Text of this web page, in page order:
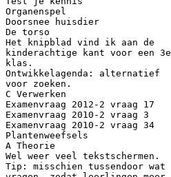
Organenspel
Doorsnee huisdier
De torso
Het knipblad vind ik aan de
kinderachtige kant voor een 3e
klas.
Ontwikkelagenda: alternatief
voor zoeken.
C Verwerken
Examenvraag 2012-2 vraag 17
Examenvraag 2010-2 vraag 3
Examenvraag 2010-2 vraag 34
Plantenweefsels
A Theorie
Wel weer veel tekstschermen.
Tip: misschien tussendoor wat